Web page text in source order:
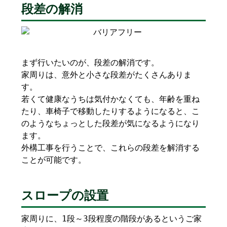
段差の解消
まず行いたいのが、段差の解消です。
家周りは、意外と小さな段差がたくさんありま
す。
若くて健康なうちは気付かなくても、年齢を重ね
たり、車椅子で移動したりするようになると、こ
のようなちょっとした段差が気になるようになり
ます。
外構工事を行うことで、これらの段差を解消する
ことが可能です。
スロープの設置
家周りに、1段～3段程度の階段があるというご家